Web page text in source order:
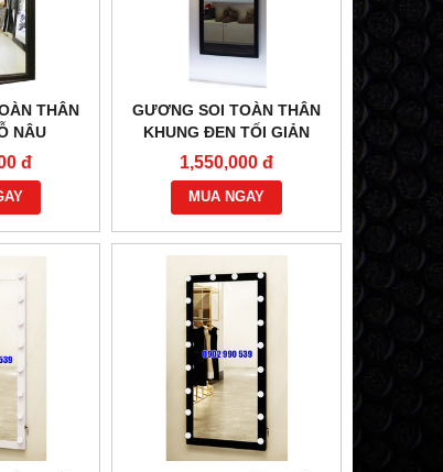
THÂN
NÂU
đ
GƯƠNG SOI TOÀN THÂN
KHUNG ĐEN TỐI GIẢN
1,550,000 đ
MUA NGAY